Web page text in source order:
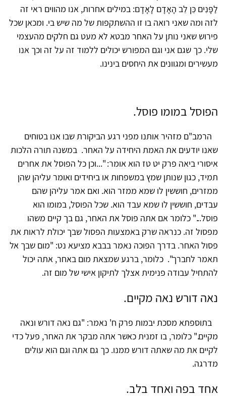
לַפָּנִים כֵּן לֵב הָאָדָם לָאָדָם: במילים אחרות, אנו מהווים ראי זה
לזה ומה שאני רואה בו זו ההשתקפות של מה שיש בי. ומכאן שכל
פירוש שאני נותן על האחר מבטא לא מעט גם חלקים מהעצמי
שלי. כך שגם אני וגם המפורש יכולים ללמוד זה על זה וכך אנו
מעשירים ומגוונים את היחסים בינינו.
הפוסל במומו פוסל.
הרמב"ם מזהיר אותנו מפני רגע הביקורת שבו אנו בטוחים
שאנו יודעים את האמת היחידה על האחר. במשנה תורה הלכות
איסורי ביאה פרק יט טז הוא אומר: "...וכן כל הפוסל את אחרים
תמיד, כגון שנותן שמץ במשפחות או ביחידים ואומר עליהן שהן
ממזרים, חוששין לו שמא ממזר הוא. ואם אמר עליהן שהם
עבדים, חוששין לו שמא עבד הוא. שכל הפוסל, במומו הוא
פוסל..." כלומר אם אתה פוסל את האחר, גם בך קיים משהו
מפסול זה. כנראה שרק באמצעות הפסול שבך יכולת לראות את
פסול האחר. בדרך הפוכה נאמר בבבא מציעא נט: "מום שבך אל
תאמר לחברך". כלומר, ברגע שמצאת מום באחר, אתה יכול
להתחיל עבודה פנימית אצלך לתיקון אישי של מום זה.
נאה דורש נאה מקיים.
בתוספתא מסכת יבמות פרק ח' נאמר: "גם נאה דורש ונאה
מקיים." כלומר, בו זמנית כאשר אתה מבקר את האחר, פעל כדי
לקיים את מה שאתה דורש ממנו. כך גם אתה וגם הוא עולים
מדרגה.
אחד בפה ואחד בלב.